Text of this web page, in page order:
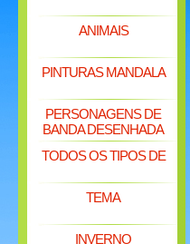
ANIMAIS
PINTURAS MANDALA
PERSONAGENS DE
BANDA DESENHADA
TODOS OS TIPOS DE
TEMA
INVERNO